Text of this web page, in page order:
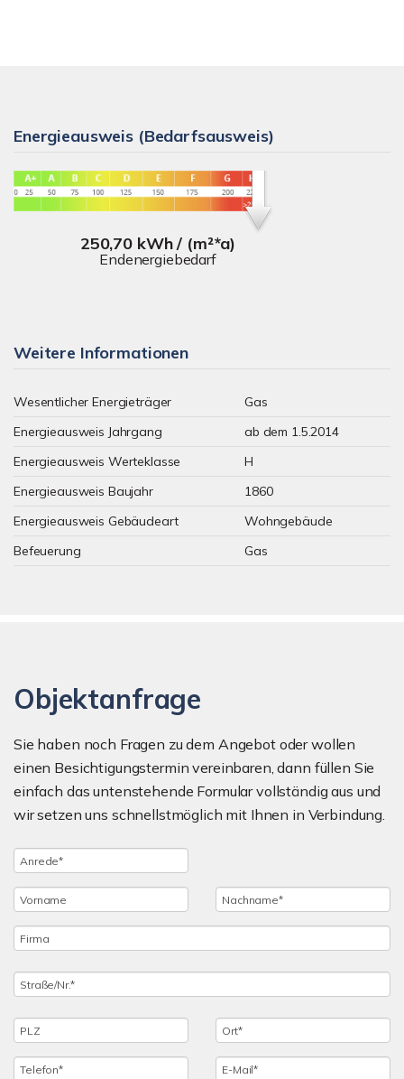
Energieausweis (Bedarfsausweis)
250,70 kWh / (m²*a)
Endenergiebedarf
Weitere Informationen
Wesentlicher Energieträger
Gas
Energieausweis Jahrgang
ab dem 1.5.2014
Energieausweis Werteklasse
H
Energieausweis Baujahr
1860
Energieausweis Gebäudeart
Wohngebäude
Befeuerung
Gas
Objektanfrage
Sie haben noch Fragen zu dem Angebot oder wollen
einen Besichtigungstermin vereinbaren, dann füllen Sie
einfach das untenstehende Formular vollständig aus und
wir setzen uns schnellstmöglich mit Ihnen in Verbindung.